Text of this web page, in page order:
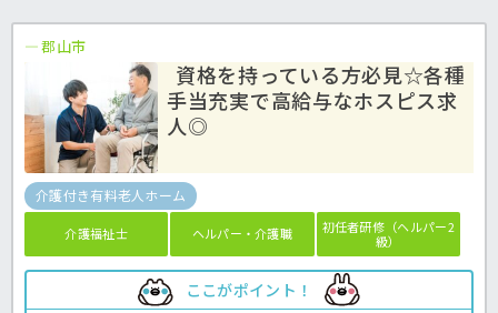
郡山市
資格を持っている方必見☆各種
手当充実で高給与なホスピス求
人◎
介護付き有料老人ホーム
介護福祉士 ヘルパー・介護職
初任者研修（ヘルパー2
級）
ここがポイント！